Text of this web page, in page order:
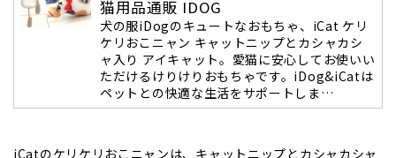
猫用品通販 IDOG
犬の服iDogのキュートなおもちゃ、iCat ケリ
ケリおこニャン キャットニップとカシャカシ
ャ入り アイキャット。愛猫に安心してお使いい
ただけるけりけりおもちゃです。iDog&iCatは
ペットとの快適な生活をサポートしま…
iCatのケリケリおこニャンは、キャットニップとカシャカシャ